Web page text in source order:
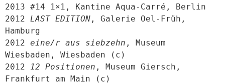
2013 #14 1×1, Kantine Aqua-Carré, Berlin
2012 LAST EDITION , Galerie Oel-Früh,
Hamburg
2012 eine/r aus siebzehn , Museum
Wiesbaden, Wiesbaden (c)
2012 12 Positionen , Museum Giersch,
Frankfurt am Main (c)